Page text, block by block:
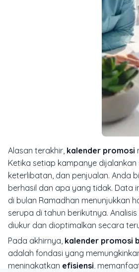
Alasan terakhir, kalender promosi
Ketika setiap kampanye
keterlibatan, dan penjualan. Anda
berhasil dan apa yang tidak. Data
di bulan Ramadhan menunjukkan
serupa di tahun berikutnya.
diukur dan dioptimalkan secara
Pada akhirnya, kalender promosi
adalah fondasi yang
meningkatkan efisiensi,